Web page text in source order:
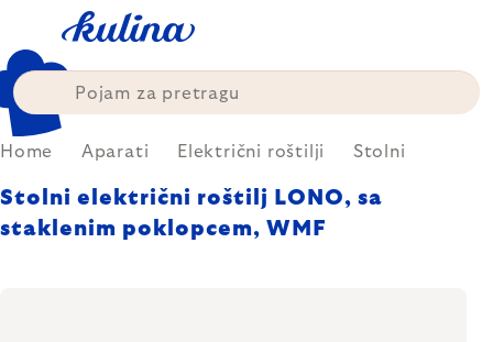
content
Home Aparati Električni roštilji Stolni
Stolni električni roštilj LONO, sa
staklenim poklopcem, WMF